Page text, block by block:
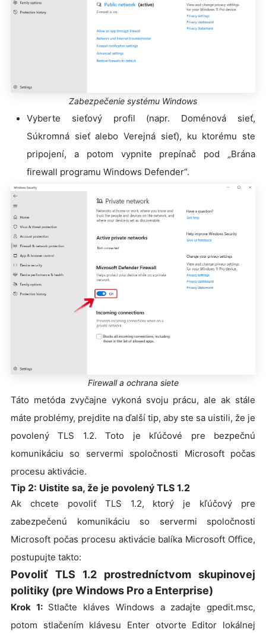
Zabezpečenie systému Windows
Vyberte sieťový profil (napr. Doménová sieť,
Súkromná sieť alebo Verejná sieť), ku ktorému ste
pripojení, a potom vypnite prepínač pod „Brána
firewall programu Windows Defender“.
Firewall a ochrana siete
Táto metóda zvyčajne vykoná svoju prácu, ale ak stále
máte problémy, prejdite na ďalší tip, aby ste sa uistili, že je
povolený TLS 1.2. Toto je kľúčové pre bezpečnú
komunikáciu so servermi spoločnosti Microsoft počas
procesu aktivácie.
Tip 2: Uistite sa, že je povolený TLS 1.2
Ak chcete povoliť TLS 1.2, ktorý je kľúčový pre
zabezpečenú komunikáciu so servermi spoločnosti
Microsoft počas procesu aktivácie balíka Microsoft Office,
postupujte takto:
Povoliť TLS 1.2 prostredníctvom skupinovej
politiky (pre Windows Pro a Enterprise)
Krok 1:Stlačte kláves Windows a zadajte gpedit.msc,
potom stlačením klávesu Enter otvorte Editor lokálnej